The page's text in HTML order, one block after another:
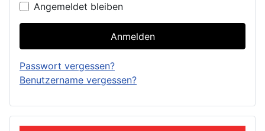
Angemeldet bleiben
Anmelden
Passwort vergessen?
Benutzername vergessen?